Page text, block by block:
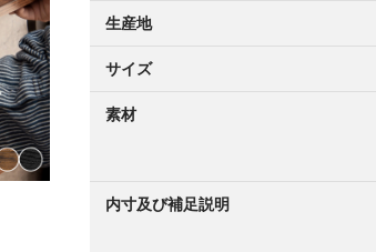
生産地
サイズ
素材
内寸及び補足説明